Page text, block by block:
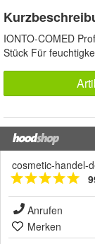
IONTO-COMED
Stück Für
cosmetic-handel-
Anrufen
Merken